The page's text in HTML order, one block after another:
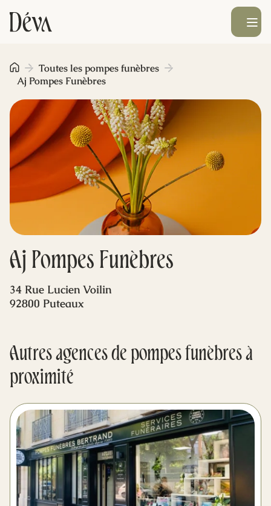
Obsèques
Prévoyance
Monument funéraire
Livraison de fleurs
Blog
Ouvrir le
Aj Pompes Funèbres
Toutes les pompes funèbres
Aj Pompes Funèbres
34 Rue Lucien Voilin
92800 Puteaux
Autres agences de pompes funèbres à
proximité